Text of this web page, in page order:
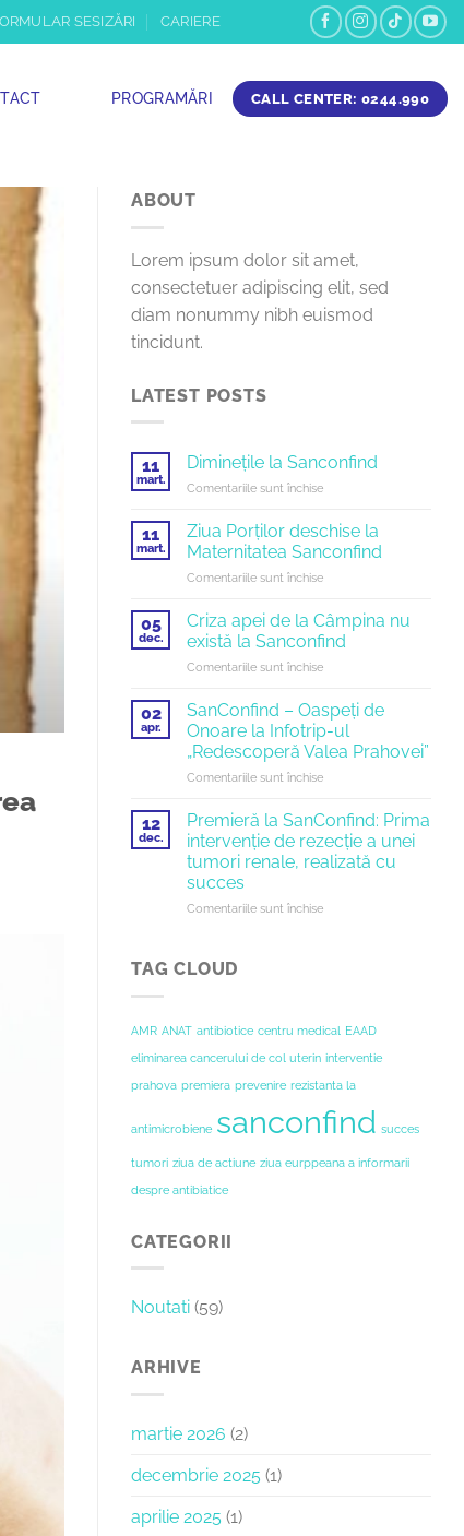
SESIZĂRI CARIERE
PROGRAMĂRI CALL CENTER: 0244.990
ABOUT
Lorem ipsum dolor sit amet,
consectetuer adipiscing elit, sed
diam nonummy nibh euismod
tincidunt.
LATEST POSTS
11
mart.
Diminețile la Sanconfind
Comentariile sunt închisepentru
la
Sanconfind
11
mart.
Ziua Porților deschise la
Maternitatea Sanconfind
Comentariile sunt închisepentru
Porților
deschise
la
Maternitatea
05
dec.
Criza apei de la Câmpina nu
există la Sanconfind
Comentariile sunt închisepentru
apei
de
la
Câmpina
nu
la
Sanconfind
02
apr.
SanConfind – Oaspeți de
Onoare la Infotrip-ul
„Redescoperă Valea Prahovei”
Comentariile sunt închisepentru
–
Oaspeți
de
Onoare
Infotrip-
12
dec.
Premieră la SanConfind: Prima
intervenție de rezecție a unei
tumori renale, realizată cu
succes
Comentariile sunt închisepentru
rezecție
a
tumori
renale,
realizată
succes
TAG CLOUD
AMR ANAT antibiotice centru medical EAAD
eliminarea cancerului de col uterin interventie
prahova premiera prevenire rezistanta la
antimicrobiene sanconfind succes
tumori ziua de actiune ziua eurppeana a informarii
despre antibiatice
CATEGORII
Noutati (59)
ARHIVE
martie 2026 (2)
decembrie 2025 (1)
aprilie 2025 (1)